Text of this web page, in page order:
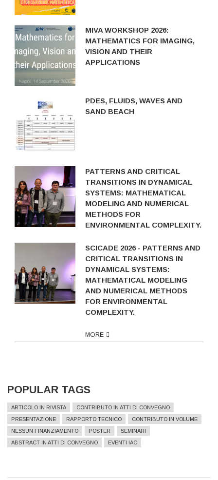
MIVA WORKSHOP 2026:
MATHEMATICS FOR IMAGING,
VISION AND THEIR
APPLICATIONS
PDES, FLUIDS, WAVES AND
SAND BEACH
PATTERNS AND CRITICAL
TRANSITIONS IN DYNAMICAL
SYSTEMS: MATHEMATICAL
MODELING AND NUMERICAL
METHODS FOR
ENVIRONMENTAL COMPLEXITY.
SCICADE 2026 - PATTERNS AND
CRITICAL TRANSITIONS IN
DYNAMICAL SYSTEMS:
MATHEMATICAL MODELING
AND NUMERICAL METHODS
FOR ENVIRONMENTAL
COMPLEXITY.
MORE
POPULAR TAGS
ARTICOLO IN RIVISTA
CONTRIBUTO IN ATTI DI CONVEGNO
PRESENTAZIONE
RAPPORTO TECNICO
CONTRIBUTO IN VOLUME
NESSUN FINANZIAMENTO
POSTER
SEMINARI
ABSTRACT IN ATTI DI CONVEGNO
EVENTI IAC